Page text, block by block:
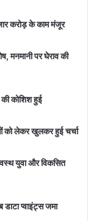
करोड़ के काम मंजूर
पर घेराव की
कोशिश हुई
को लेकर खुलकर हुई चर्चा
युवा और विकसित
डाटा प्वाइंट्स जमा